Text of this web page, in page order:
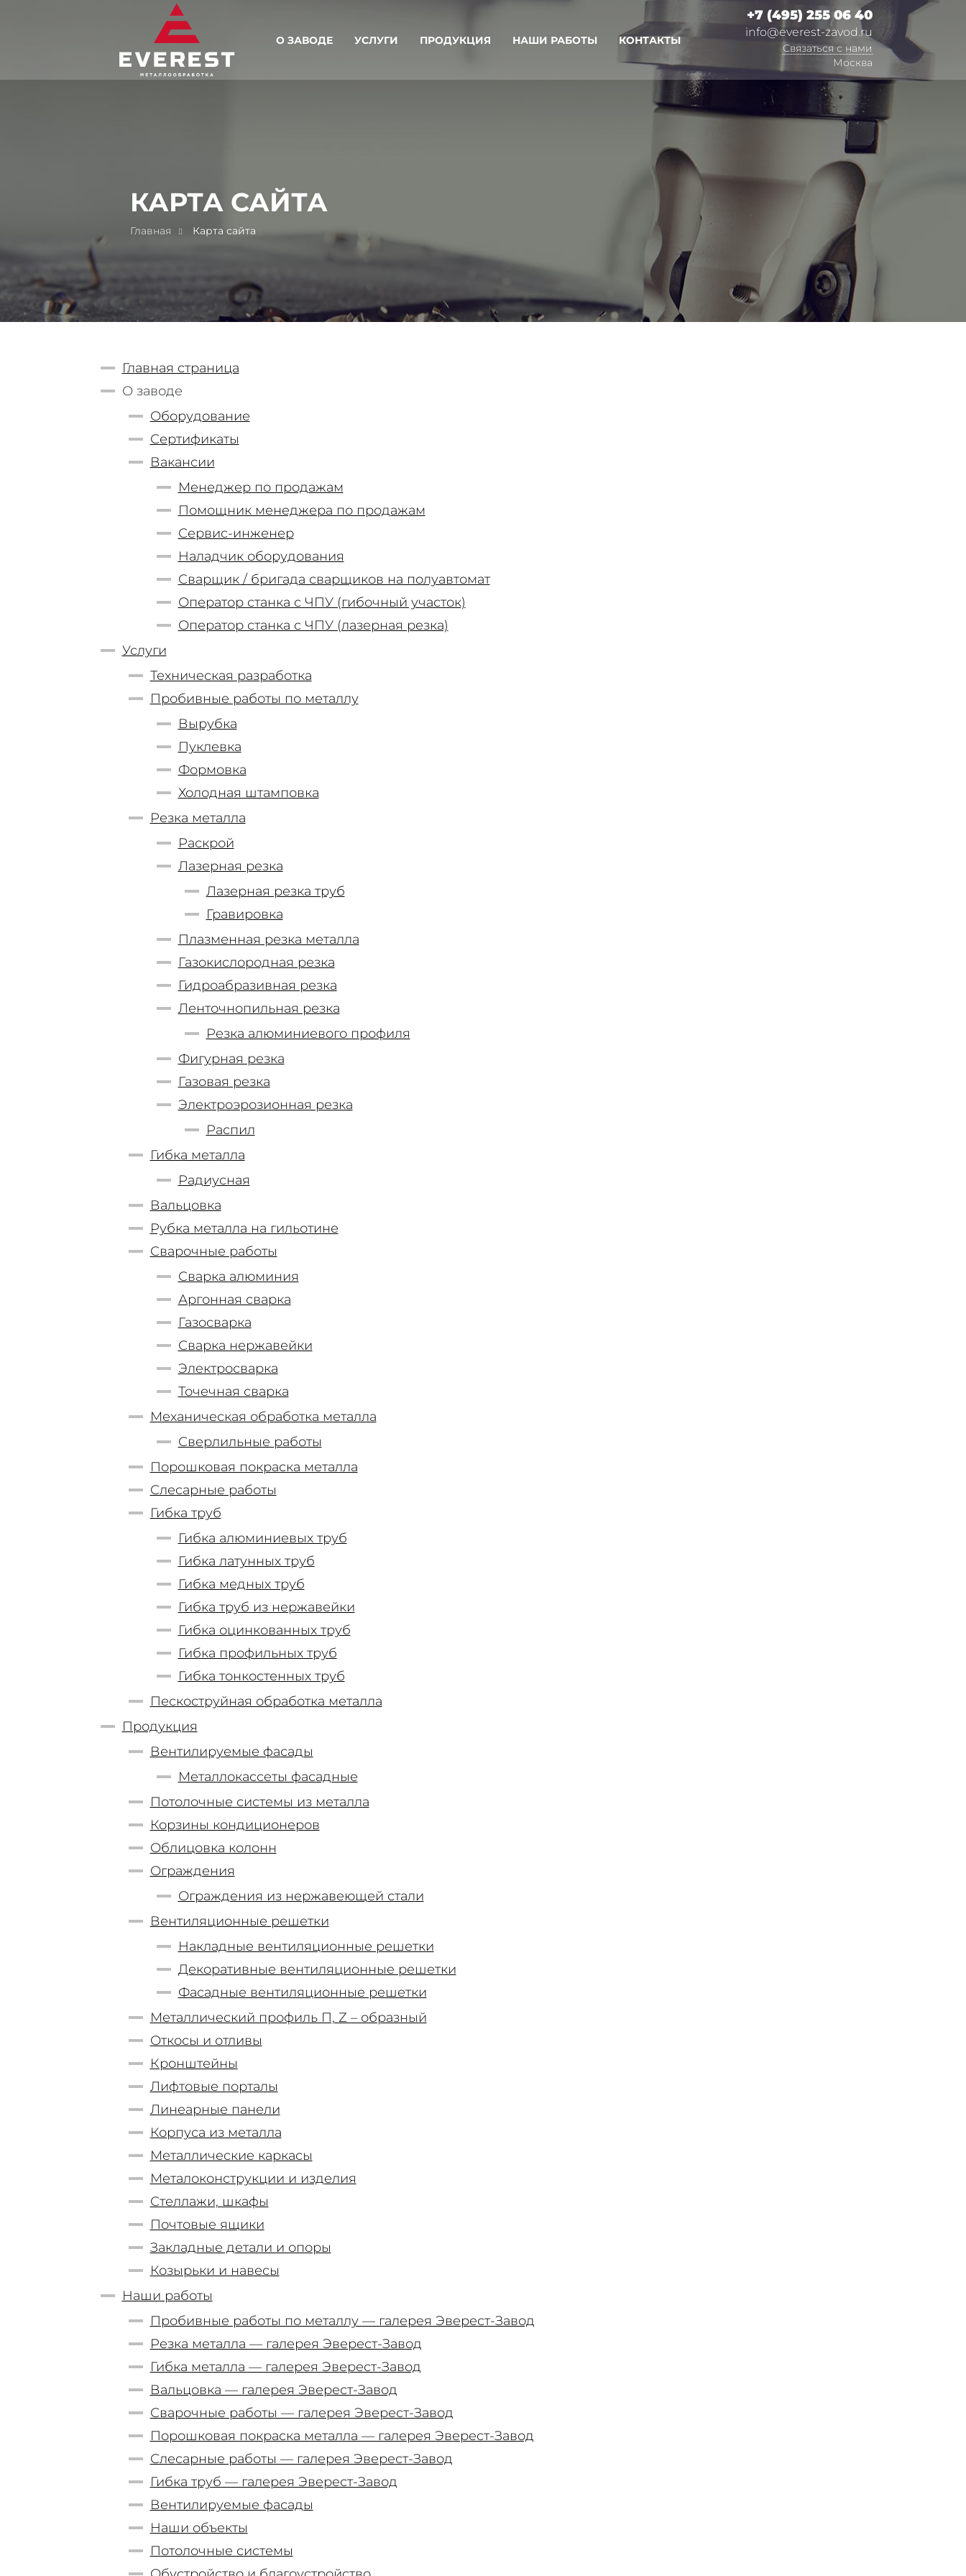
О ЗАВОДЕ УСЛУГИ ПРОДУКЦИЯ НАШИ РАБОТЫ КОНТАКТЫ
+7 (495) 255 06 40
info@everest-zavod.ru
Связаться с нами
Москва
КАРТА САЙТА
Главная Карта сайта
Главная страница
О заводе
Оборудование
Сертификаты
Вакансии
Менеджер по продажам
Помощник менеджера по продажам
Сервис-инженер
Наладчик оборудования
Сварщик / бригада сварщиков на полуавтомат
Оператор станка с ЧПУ (гибочный участок)
Оператор станка с ЧПУ (лазерная резка)
Услуги
Техническая разработка
Пробивные работы по металлу
Вырубка
Пуклевка
Формовка
Холодная штамповка
Резка металла
Раскрой
Лазерная резка
Лазерная резка труб
Гравировка
Плазменная резка металла
Газокислородная резка
Гидроабразивная резка
Ленточнопильная резка
Резка алюминиевого профиля
Фигурная резка
Газовая резка
Электроэрозионная резка
Распил
Гибка металла
Радиусная
Вальцовка
Рубка металла на гильотине
Сварочные работы
Сварка алюминия
Аргонная сварка
Газосварка
Сварка нержавейки
Электросварка
Точечная сварка
Механическая обработка металла
Сверлильные работы
Порошковая покраска металла
Слесарные работы
Гибка труб
Гибка алюминиевых труб
Гибка латунных труб
Гибка медных труб
Гибка труб из нержавейки
Гибка оцинкованных труб
Гибка профильных труб
Гибка тонкостенных труб
Пескоструйная обработка металла
Продукция
Вентилируемые фасады
Металлокассеты фасадные
Потолочные системы из металла
Корзины кондиционеров
Облицовка колонн
Ограждения
Ограждения из нержавеющей стали
Вентиляционные решетки
Накладные вентиляционные решетки
Декоративные вентиляционные решетки
Фасадные вентиляционные решетки
Металлический профиль П, Z – образный
Откосы и отливы
Кронштейны
Лифтовые порталы
Линеарные панели
Корпуса из металла
Металлические каркасы
Металоконструкции и изделия
Стеллажи, шкафы
Почтовые ящики
Закладные детали и опоры
Козырьки и навесы
Наши работы
Пробивные работы по металлу — галерея Эверест-Завод
Резка металла — галерея Эверест-Завод
Гибка металла — галерея Эверест-Завод
Вальцовка — галерея Эверест-Завод
Сварочные работы — галерея Эверест-Завод
Порошковая покраска металла — галерея Эверест-Завод
Слесарные работы — галерея Эверест-Завод
Гибка труб — галерея Эверест-Завод
Вентилируемые фасады
Наши объекты
Потолочные системы